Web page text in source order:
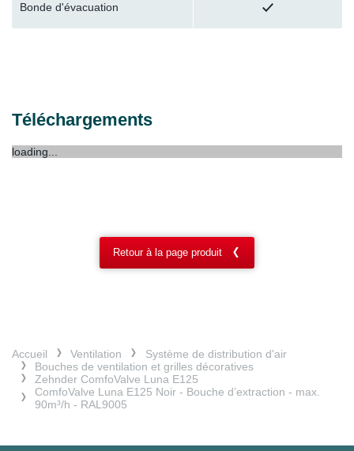
Bonde d'évacuation
Téléchargements
loading...
Retour à la page produit
Accueil Ventilation
Système de distribution d'air
Bouches de ventilation et grilles décoratives
Zehnder ComfoValve Luna E125
ComfoValve Luna E125 Noir - Bouche d’extraction - max.
90m³/h - RAL9005